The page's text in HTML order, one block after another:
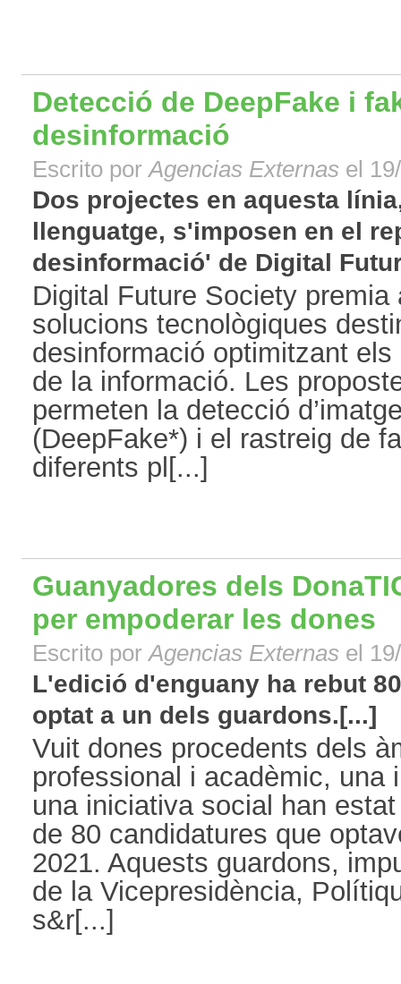
Detecció de DeepFake i
desinformació
Escrito porAgencias Externas el
Dos projectes en aquesta
llenguatge, s'imposen en el
desinformació' de Digital
Digital Future Society
solucions tecnològiques
desinformació optimitzant
de la informació. Les
permeten la detecció
(DeepFake*) i el rastreig de
diferents pl[...]
Guanyadores dels
per empoderar les dones
Escrito porAgencias Externas el
L'edició d'enguany ha rebut
optat a un dels guardons.[...]
Vuit dones procedents dels
professional i acadèmic, una
una iniciativa social han
de 80 candidatures que
2021. Aquests guardons,
de la Vicepresidència,
s&r[...]